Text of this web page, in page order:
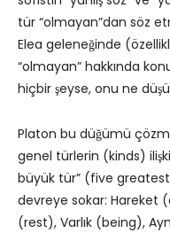
tür “olmayan”dan söz
Elea geleneğinde
“olmayan” hakkında
hiçbir şeyse, onu ne
Platon bu düğümü
genel türlerin (kinds)
büyük tür” (five
devreye sokar: Hareket
(rest), Varlık (being),